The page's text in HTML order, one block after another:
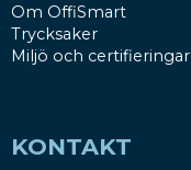
Om OffiSmart
Trycksaker
Miljö och certifieringar
KONTAKT